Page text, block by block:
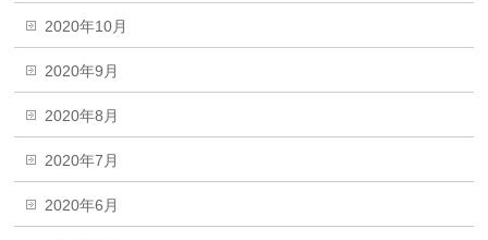
2020年10月
2020年9月
2020年8月
2020年7月
2020年6月